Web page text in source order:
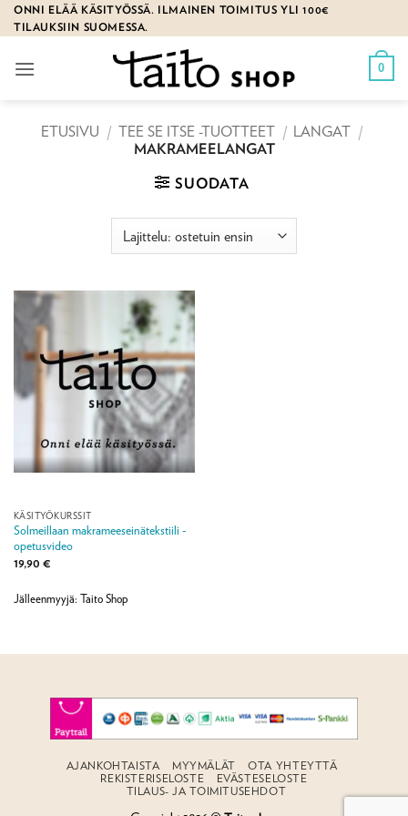
Skip
to
ONNI ELÄÄ KÄSITYÖSSÄ. ILMAINEN TOIMITUS YLI 100€
TILAUKSIIN SUOMESSA.
0
ETUSIVU / TEE SE ITSE -TUOTTEET / LANGAT /
MAKRAMEELANGAT
SUODATA
KÄSITYÖKURSSIT
Solmeillaan makrameeseinätekstiili -
opetusvideo
19,90 €
Jälleenmyyjä: Taito Shop
AJANKOHTAISTA MYYMÄLÄT
OTA YHTEYTTÄ
REKISTERISELOSTE
EVÄSTESELOSTE
TILAUS- JA TOIMITUSEHDOT